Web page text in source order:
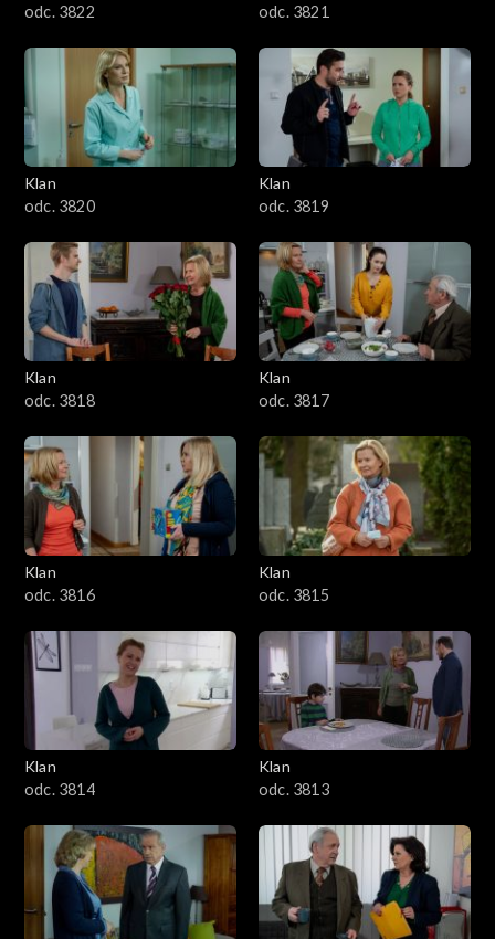
odc. 3822
odc. 3821
Klan
odc. 3820
Klan
odc. 3819
Klan
odc. 3818
Klan
odc. 3817
Klan
odc. 3816
Klan
odc. 3815
Klan
odc. 3814
Klan
odc. 3813